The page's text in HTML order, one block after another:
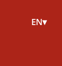
EN▾